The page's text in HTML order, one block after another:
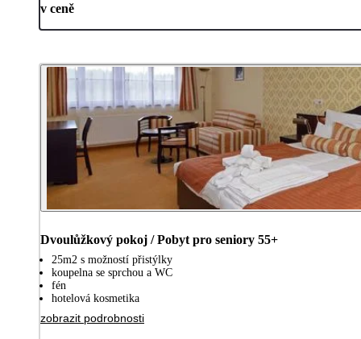
v ceně
Dvoulůžkový pokoj / Pobyt pro seniory 55+
25m2 s možností přistýlky
koupelna se sprchou a WC
fén
hotelová kosmetika
zobrazit podrobnosti